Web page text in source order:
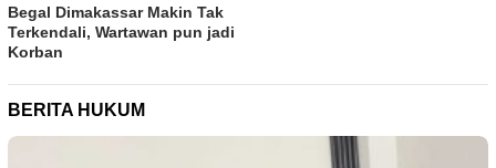
Begal Dimakassar Makin Tak
Terkendali, Wartawan pun jadi
Korban
BERITA HUKUM